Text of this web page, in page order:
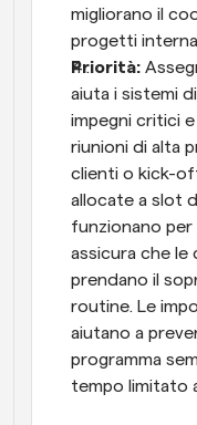
migliorano il
progetti
Priorità:
aiuta i sistemi
impegni critici
riunioni di alta
clienti o kick-
allocate a slot
funzionano
assicura che le
prendano il
routine. Le
aiutano a
programma
tempo limitato